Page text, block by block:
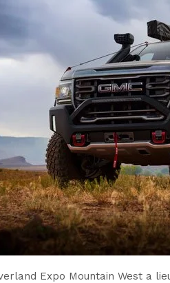
Expo Mountain West a